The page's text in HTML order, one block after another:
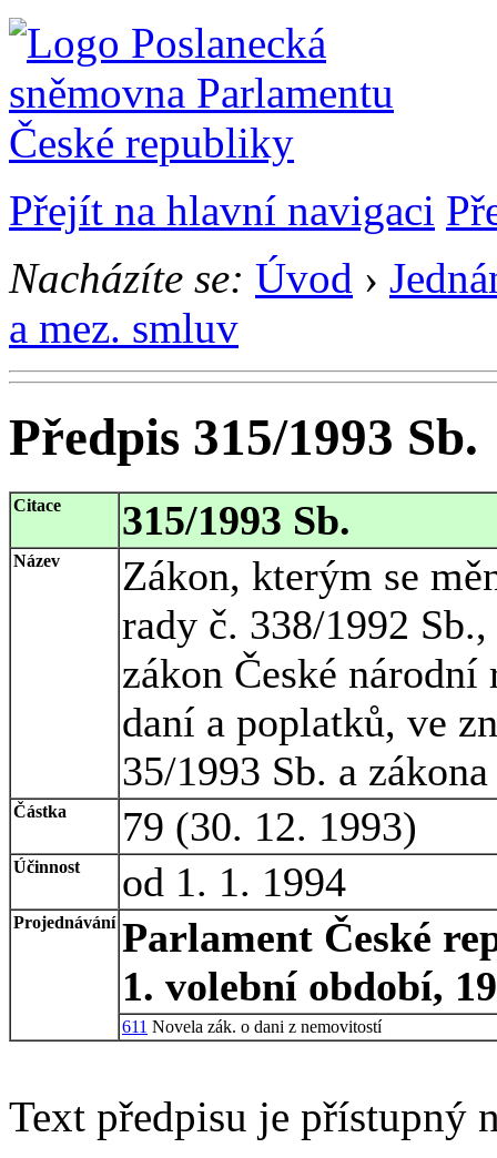
Přejít na hlavní navigaci
Nacházíte se: Úvod ›
a mez. smluv
Předpis 315/1993 Sb.
Citace 315/1993 Sb.
Název
Zákon, kterým se
rady č. 338/1992
zákon České
daní a poplatků, ve
35/1993 Sb. a
Částka 79 (30. 12. 1993)
Účinnost od 1. 1. 1994
Projednávání Parlament České
1. volební období,
611 Novela zák. o dani z nemovitostí
Text předpisu je přístupný